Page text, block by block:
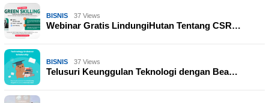
BISNIS 37 Views
Webinar Gratis LindungiHutan Tentang CSR…
BISNIS 37 Views
Telusuri Keunggulan Teknologi dengan Bea…